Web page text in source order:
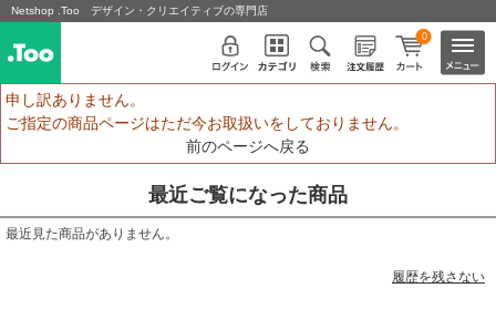
Netshop .Too デザイン・クリエイティブの専門店
0
申し訳ありません。
ご指定の商品ページはただ今お取扱いをしておりません。
前のページへ戻る
最近ご覧になった商品
最近見た商品がありません。
履歴を残さない